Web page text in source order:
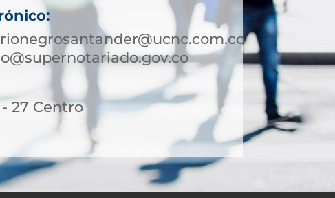
- 27 Centro